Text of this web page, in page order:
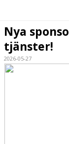
CAFÉ & GRILL
MATERIAL
Nya
tjänster!
2026-05-27